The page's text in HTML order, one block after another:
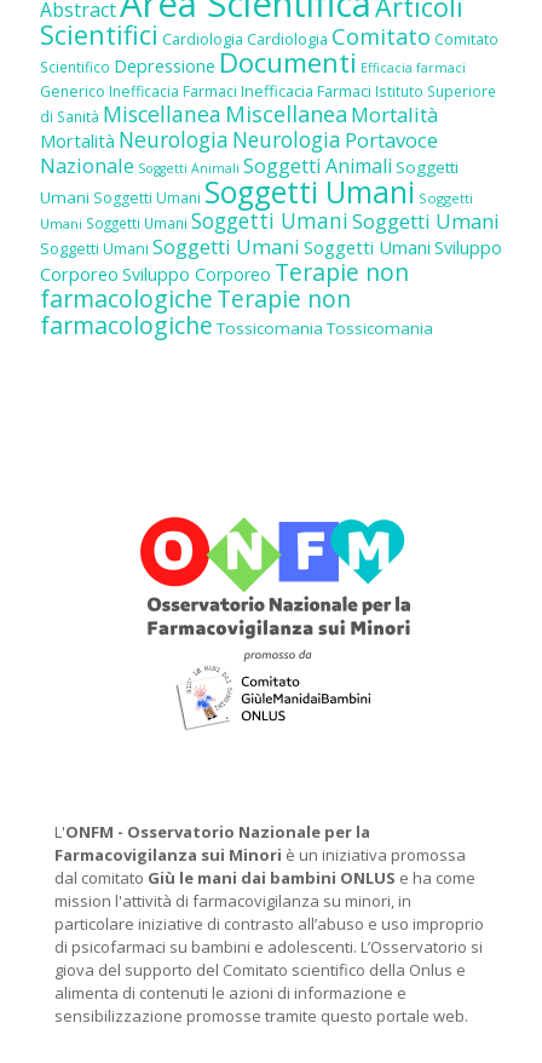
Abstract
Scientifici Cardiologia Cardiologia Comitato Comitato
Scientifico Depressione Documenti Efficacia farmaci
Generico Inefficacia Farmaci Inefficacia Farmaci Istituto Superiore
di Sanità Miscellanea Miscellanea Mortalità
Mortalità Neurologia Neurologia Portavoce
Nazionale Soggetti Animali Soggetti Animali Soggetti
Umani Soggetti Umani Soggetti Umani Soggetti
Umani Soggetti Umani Soggetti UmaniSoggetti Umani
Soggetti Umani Soggetti Umani Soggetti Umani Sviluppo
Corporeo Sviluppo Corporeo Terapie non
farmacologicheTerapie non
farmacologiche Tossicomania Tossicomania
L'ONFM - Osservatorio Nazionale per la
Farmacovigilanza sui Minori è un iniziativa promossa
dal comitato Giù le mani dai bambini ONLUS e ha come
mission l'attività di farmacovigilanza su minori, in
particolare iniziative di contrasto all’abuso e uso improprio
di psicofarmaci su bambini e adolescenti. L’Osservatorio si
giova del supporto del Comitato scientifico della Onlus e
alimenta di contenuti le azioni di informazione e
sensibilizzazione promosse tramite questo portale web.